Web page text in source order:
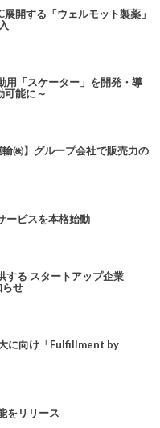
開する「ウェルモット製薬」
用「スケーター」を開発・導
可能に～
㈱】グループ会社で販売力の
ービスを本格始動
する スタートアップ企業
らせ
に向け「Fulfillment by
をリリース